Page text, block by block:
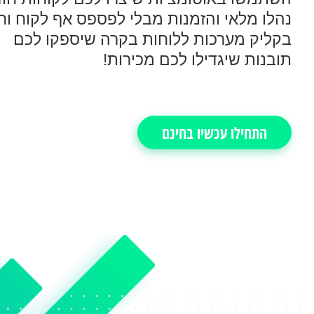
נהלו מלאי והזמנות מבלי לפספס אף לקוח
בקליק מערכות ללוחות בקרה שיספקו לכם
תובנות שיגדילו לכם מכירות!
התחילו עכשיו בחינם